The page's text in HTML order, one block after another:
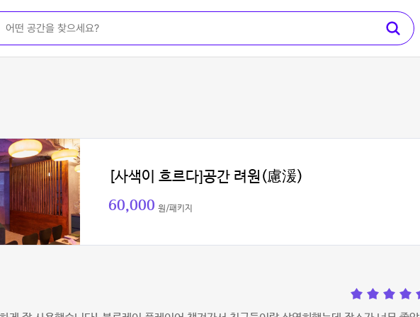
[사색이 흐르다]공간 려원(慮湲)
60,000 원/패키지